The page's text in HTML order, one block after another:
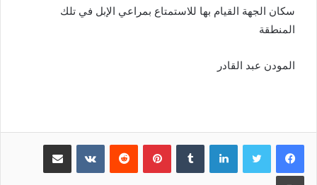
سكان الجهة القيام بها للاستمتاع بمراعي الإبل في تلك
المنطقة
المودن عبد القادر
لينكدإن بينتيريست مشاركة عبر البريد
طباعة